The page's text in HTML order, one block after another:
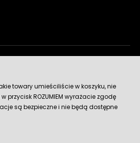
towary umieściliście w koszyku, nie
przycisk ROZUMIEM wyrażacie zgodę
są bezpieczne i nie będą dostępne